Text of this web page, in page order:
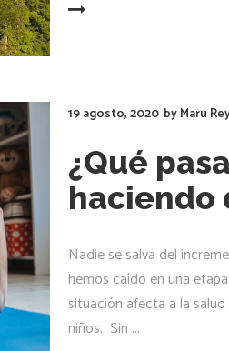
LEER MÁS
19 agosto, 2020 byMaru
¿Qué
haciendo
Nadie se salva del
hemos caído en una
situación afecta a la
niños. Sin